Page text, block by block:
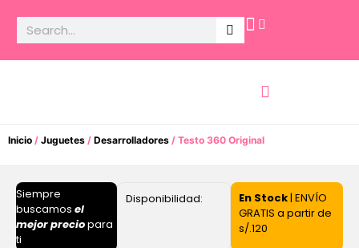
Inicio / Juguetes / Desarrolladores / Testo 360 Original
Siempre
buscamos el
mejor preciopara
ti
Disponibilidad: En Stock| ENVÍO
GRATIS a partir de
s/.120